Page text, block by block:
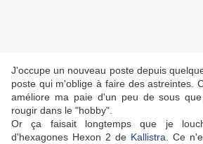
J'occupe un nouveau poste depuis
poste qui m'oblige à faire des astreintes.
améliore ma paie d'un peu de sous
rougir dans le "hobby".
Or ça faisait longtemps que je
d'hexagones Hexon 2 de Kallistra . Ce